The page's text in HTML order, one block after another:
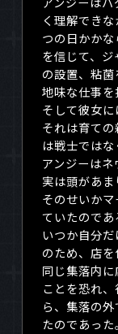
く理解でき
つの日かか
を信じて、
の設置、粘
地味な仕事を
そして彼女に
それは育て
は戦士ではな
アンジーは
実は頭があま
そのせいか
ていたのであ
いつか自分
のため、店を
同じ集落内
ことを恐れ
ら、集落の
たのであった。